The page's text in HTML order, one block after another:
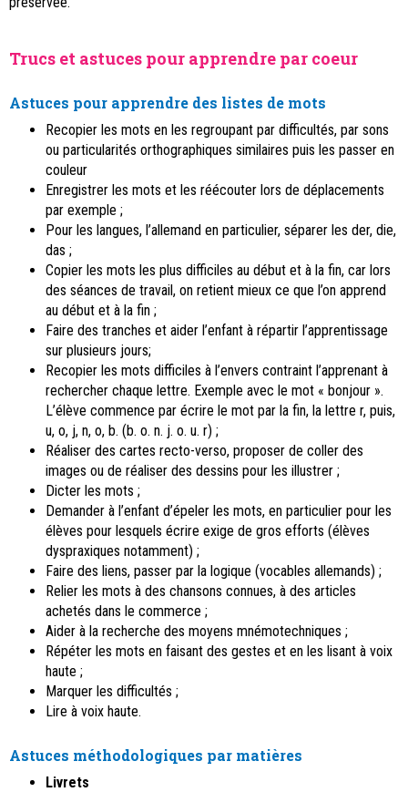
Trucs et astuces pour apprendre par coeur
Astuces pour apprendre des listes de mots
Recopier les mots en les regroupant par difficultés, par sons
ou particularités orthographiques similaires puis les passer en
couleur
Enregistrer les mots et les réécouter lors de déplacements
par exemple ;
Pour les langues, l’allemand en particulier, séparer les der, die,
das ;
Copier les mots les plus difficiles au début et à la fin, car lors
des séances de travail, on retient mieux ce que l’on apprend
au début et à la fin ;
Faire des tranches et aider l’enfant à répartir l’apprentissage
sur plusieurs jours;
Recopier les mots difficiles à l’envers contraint l’apprenant à
rechercher chaque lettre. Exemple avec le mot « bonjour ».
L’élève commence par écrire le mot par la fin, la lettre r, puis,
u, o, j, n, o, b. (b. o. n. j. o. u. r) ;
Réaliser des cartes recto-verso, proposer de coller des
images ou de réaliser des dessins pour les illustrer ;
Dicter les mots ;
Demander à l’enfant d’épeler les mots, en particulier pour les
élèves pour lesquels écrire exige de gros efforts (élèves
dyspraxiques notamment) ;
Faire des liens, passer par la logique (vocables allemands) ;
Relier les mots à des chansons connues, à des articles
achetés dans le commerce ;
Aider à la recherche des moyens mnémotechniques ;
Répéter les mots en faisant des gestes et en les lisant à voix
haute ;
Marquer les difficultés ;
Lire à voix haute.
Astuces méthodologiques par matières
Livrets